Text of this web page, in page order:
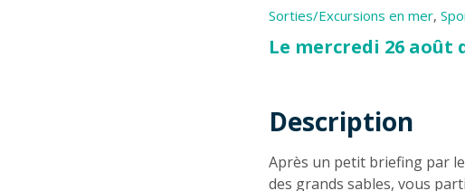
Sorties/Excursions en mer,
Le mercredi 26 août
Description
Description
Après un petit briefing par
des grands sables, vous